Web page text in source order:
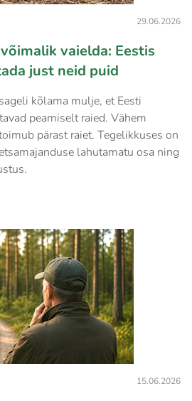
29.06.2026
vaielda: Eestis
just neid puid
kõlama mulje, et Eesti
peamiselt raied. Vähem
pärast raiet. Tegelikkuses on
lahutamatu osa ning
15.06.2026